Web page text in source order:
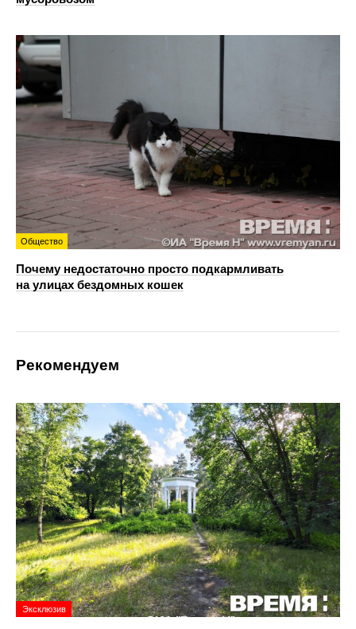
Общество
Почему недостаточно просто подкармливать
на улицах бездомных кошек
Рекомендуем
Эксклюзив